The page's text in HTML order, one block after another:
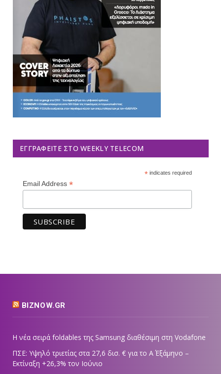
ΕΓΓΡΑΦΕΊΤΕ ΣΤΟ WEEKLY TELECOM
*indicates required
Email Address *
BIZNOW.GR
Η νέα σειρά foldables της Samsung διαθέσιμη στη Vodafone
ΠΣΕ: Υψηλό τριετίας στα 27,6 δισ. € για το Α΄ Εξάμηνο –
Εκτίναξη +26,3% τον Ιούνιο